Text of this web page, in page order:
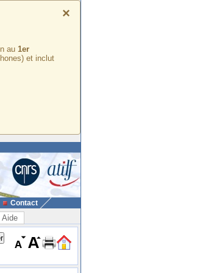
×
au 1er
et inclut
Contact
Aide